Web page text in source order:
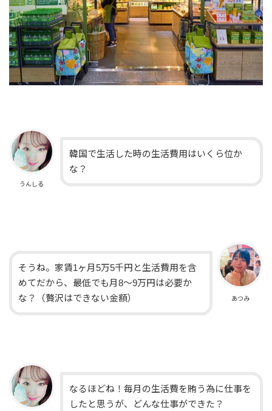
うんしる
韓国で生活した時の生活費用はいくら位か
な？
あつみ
そうね。家賃1ヶ月5万5千円と生活費用を含
めてだから、最低でも月8～9万円は必要か
な？（贅沢はできない金額）
なるほどね！毎月の生活費を賄う為に仕事を
したと思うが、どんな仕事ができた？